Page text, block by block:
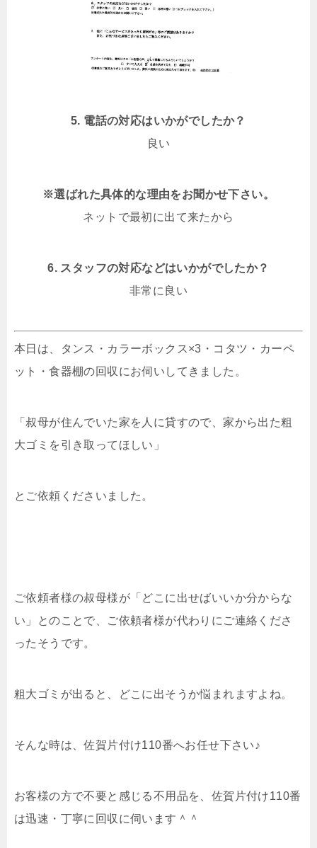
5. 電話の対応はいかがでしたか？
良い
※選ばれた具体的な理由をお聞かせ下さい。
ネットで最初に出て来たから
6. スタッフの対応などはいかがでしたか？
非常に良い
本日は、タンス・カラーボックス×3・コタツ・カーペ
ット・食器棚の回収にお伺いしてきました。
「叔母が住んでいた家を人に貸すので、家から出た粗
大ゴミを引き取ってほしい」
とご依頼くださいました。
ご依頼者様の叔母様が「どこに出せばいいか分からな
い」とのことで、ご依頼者様が代わりにご連絡くださ
ったそうです。
粗大ゴミが出ると、どこに出そうか悩まれますよね。
そんな時は、佐賀片付け110番へお任せ下さい♪
お客様の方で不要と感じる不用品を、佐賀片付け110番
は迅速・丁寧に回収に伺います＾＾